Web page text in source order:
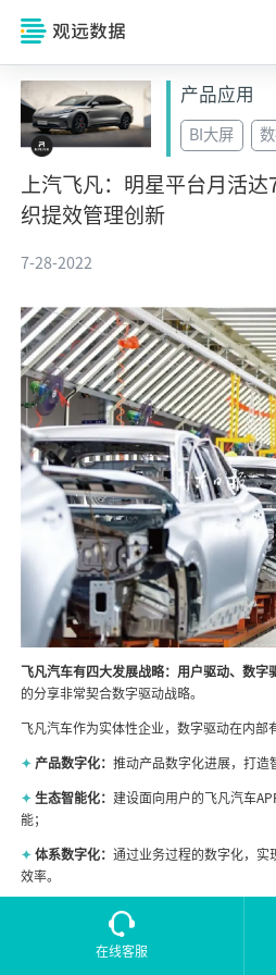
产品应用
BI大屏
上汽飞凡：明星平台月活
织提效管理创新
7-28-2022
飞凡汽车有四大发展战略：用户驱动、数字
的分享非常契合数字驱动战略。
飞凡汽车作为实体性企业，数字驱动在内部
✦ 产品数字化：推动产品数字化进展，打造
✦生态智能化：建设面向用户的飞凡汽车
能；
✦体系数字化：通过业务过程的数字化，实
效率。
其中，体系数字化离不开数据。在不断推进
的数据。飞凡汽车利用数据驱动组织管理模
结构，数据驱动型企业往往是扁平化的层级
在线客服